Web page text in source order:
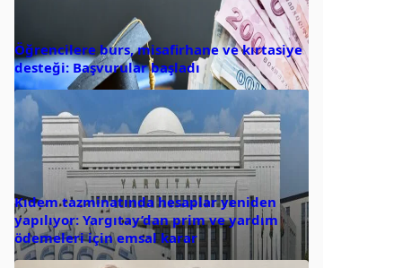
Öğrencilere burs, misafirhane ve kırtasiye
desteği: Başvurular başladı
Kıdem tazminatında hesaplar yeniden
yapılıyor: Yargıtay’dan prim ve yardım
ödemeleri için emsal karar